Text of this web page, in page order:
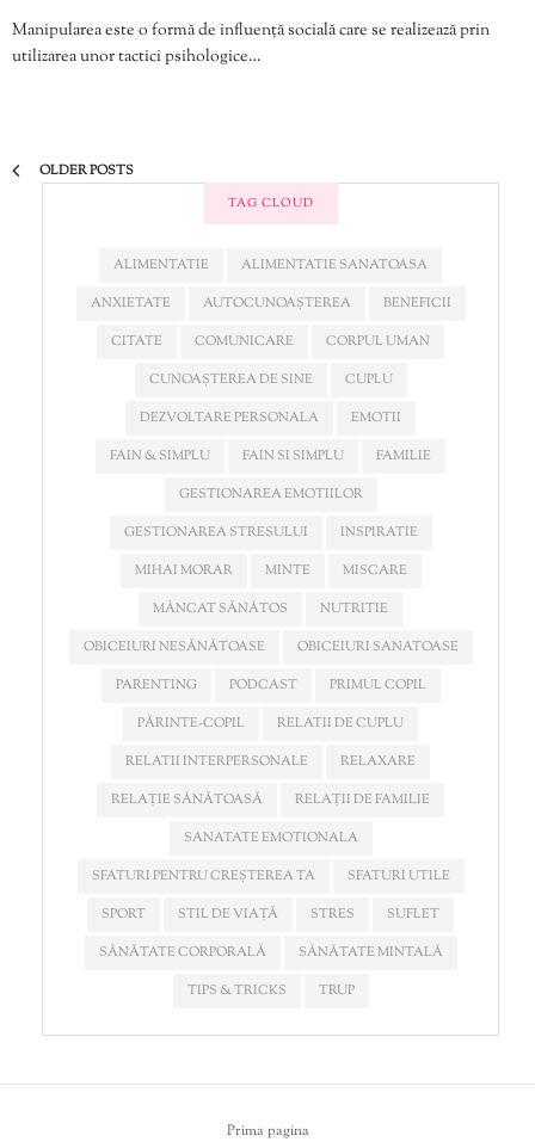
Manipularea este o formă de influență socială care se realizează prin
utilizarea unor tactici psihologice…
OLDER POSTS
TAG CLOUD
ALIMENTATIE
ALIMENTATIE SANATOASA
ANXIETATE
AUTOCUNOAȘTEREA
BENEFICII
CITATE
COMUNICARE
CORPUL UMAN
CUNOAȘTEREA DE SINE
CUPLU
DEZVOLTARE PERSONALA
EMOTII
FAIN & SIMPLU
FAIN SI SIMPLU
FAMILIE
GESTIONAREA EMOTIILOR
GESTIONAREA STRESULUI
INSPIRATIE
MIHAI MORAR
MINTE
MISCARE
MÂNCAT SĂNĂTOS
NUTRITIE
OBICEIURI NESĂNĂTOASE
OBICEIURI SANATOASE
PARENTING
PODCAST
PRIMUL COPIL
PĂRINTE-COPIL
RELATII DE CUPLU
RELATII INTERPERSONALE
RELAXARE
RELAȚIE SĂNĂTOASĂ
RELAȚII DE FAMILIE
SANATATE EMOTIONALA
SFATURI PENTRU CREȘTEREA TA
SFATURI UTILE
SPORT
STIL DE VIAȚĂ STRES
SUFLET
SĂNĂTATE CORPORALĂ
SĂNĂTATE MINTALĂ
TIPS & TRICKS
TRUP
Prima pagina